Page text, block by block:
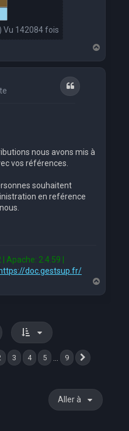
Vu 142084 fois
a
Citation
nous avons mis à
vos références.
souhaitent
en reférence
Apache: 2.4.59 |
https://doc.gestsup.fr/
a
3 4 5 9
Aller à